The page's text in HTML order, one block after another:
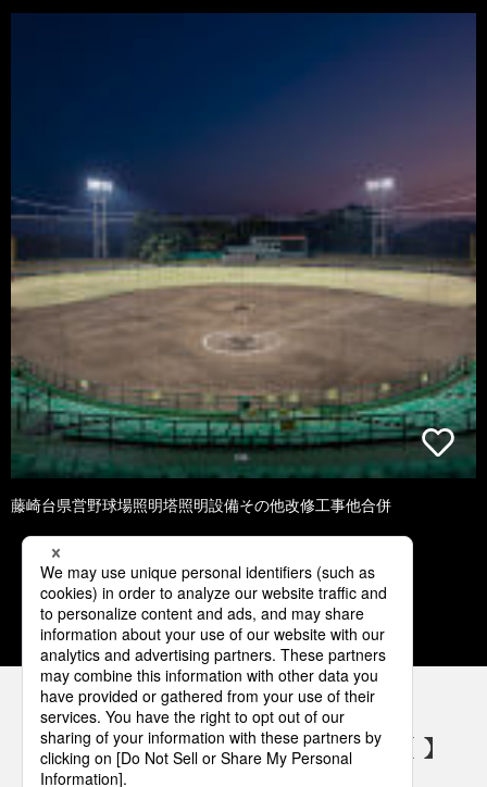
藤崎台県営野球場照明塔照明設備その他改修工事他合併
1 2 3 4 5
パナソニックの電気設備 SNSアカウント